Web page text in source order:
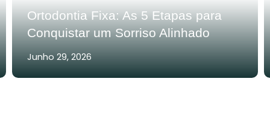
Ortodontia Fixa: As 5 Etapas para
Conquistar um Sorriso Alinhado
Junho 29, 2026